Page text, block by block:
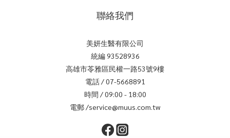
聯絡我們
美妍生醫有限公司
統編 93528936
高雄市苓雅區民權一路53號9樓
電話 / 07-5668891
時間 / 09:00 - 18:00
電郵 /service@muus.com.tw